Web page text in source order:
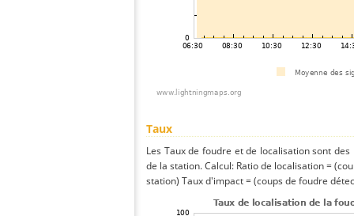
Taux
Les Taux de foudre et de localisation sont
de la station. Calcul: Ratio de localisation =
station) Taux d'impact = (coups de foudre